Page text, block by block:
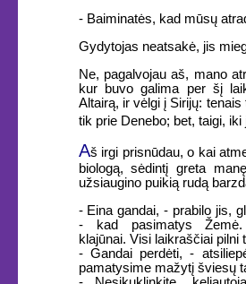
- Baiminatės, kad mūsų
Gydytojas neatsakė, jis
Ne, pagalvojau aš, mano
kur buvo galima per šį
Altairą, ir vėlgi į Sirijų:
tik prie Denebo; bet, taigi, iki
Aš irgi prisnūdau, o kai
biologą, sėdintį greta
užsiaugino puikią rudą
- Eina gandai, - prabilo jis,
- kad pasimatys Žemė.
klajūnai. Visi laikraščiai pilni
- Gandai perdėti, -
pamatysime mažytį šviesų